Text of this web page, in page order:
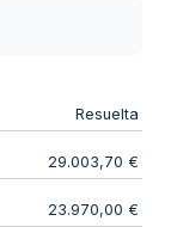
Resuelta
29.003,70 €
23.970,00 €